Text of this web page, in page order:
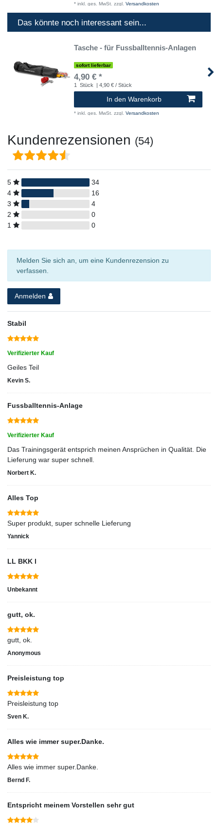
* inkl. ges. MwSt. zzgl. Versandkosten
Das könnte noch interessant sein...
Tasche - für Fussballtennis-Anlagen
sofort lieferbar
4,90 € *
1 Stück | 4,90 € / Stück
In den Warenkorb
* inkl. ges. MwSt. zzgl. Versandkosten
Kundenrezensionen (54)
5
34
4
16
3
4
2
0
1
0
Melden Sie sich an, um eine Kundenrezension zu
verfassen.
Anmelden
Stabil
Verifizierter Kauf
Geiles Teil
Kevin S.
Fussballtennis-Anlage
Verifizierter Kauf
Das Trainingsgerät entsprich meinen Ansprüchen in Qualität. Die
Lieferung war super schnell.
Norbert K.
Alles Top
Super produkt, super schnelle Lieferung
Yannick
LL BKK l
Unbekannt
gutt, ok.
gutt, ok.
Anonymous
Preisleistung top
Preisleistung top
Sven K.
Alles wie immer super.Danke.
Alles wie immer super.Danke.
Bernd F.
Entspricht meinem Vorstellen sehr gut